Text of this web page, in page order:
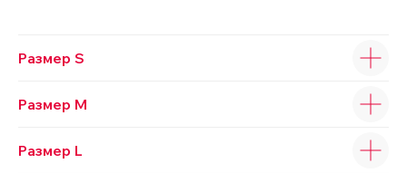
Размер S
Размер M
Размер L